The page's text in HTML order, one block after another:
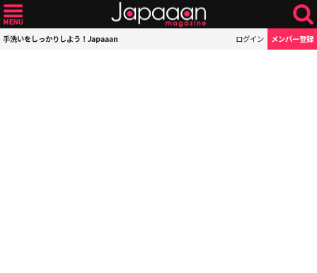
手洗いをしっかりしよう！Japaaan ログイン メンバー登録